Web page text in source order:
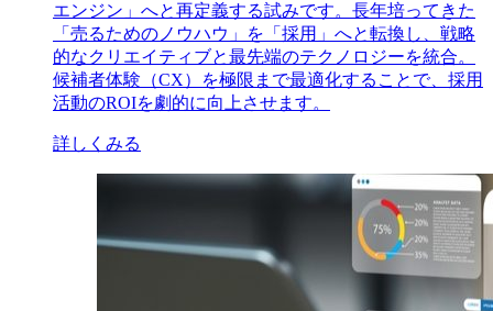
エンジン」へと再定義する試みです。長年培ってきた
「売るためのノウハウ」を「採用」へと転換し、戦略
的なクリエイティブと最先端のテクノロジーを統合。
候補者体験（CX）を極限まで最適化することで、採用
活動のROIを劇的に向上させます。
詳しくみる